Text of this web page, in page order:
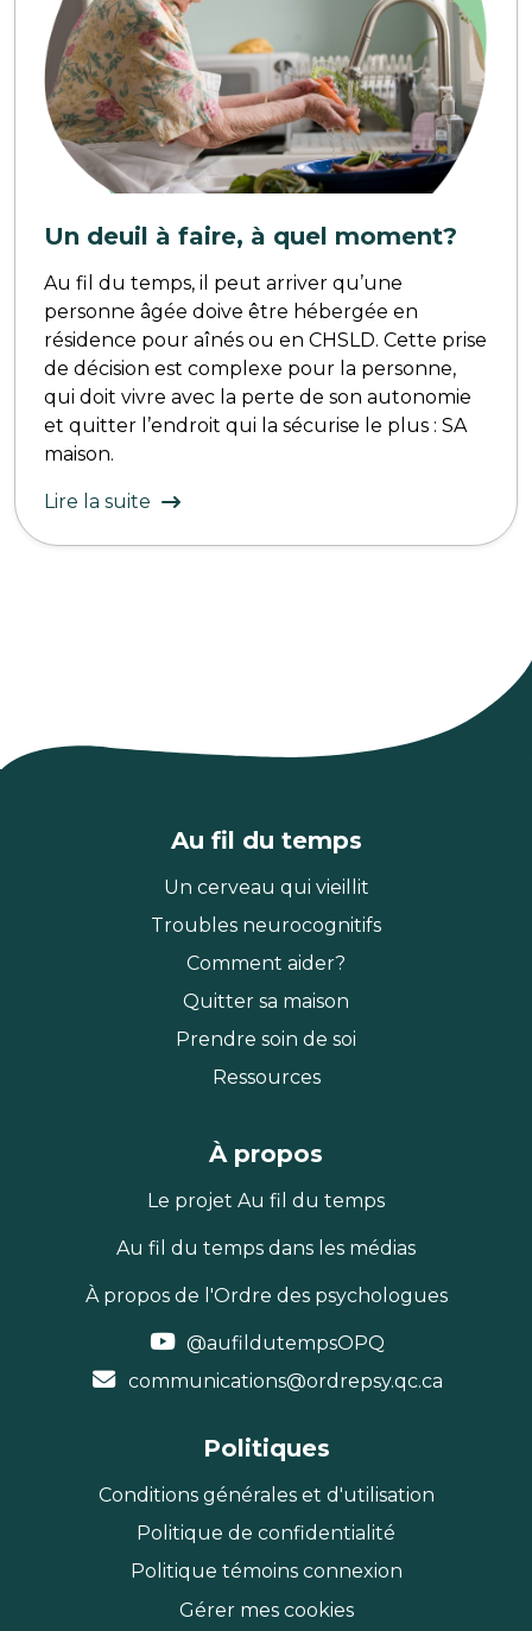
Un deuil à faire, à quel moment?
Au fil du temps, il peut arriver qu’une
personne âgée doive être hébergée en
résidence pour aînés ou en CHSLD. Cette prise
de décision est complexe pour la personne,
qui doit vivre avec la perte de son autonomie
et quitter l’endroit qui la sécurise le plus : SA
maison.
Lire la suite
Au fil du temps
Un cerveau qui vieillit
Troubles neurocognitifs
Comment aider?
Quitter sa maison
Prendre soin de soi
Ressources
À propos
Le projet Au fil du temps
Au fil du temps dans les médias
À propos de l'Ordre des psychologues
@aufildutempsOPQ
communications@ordrepsy.qc.ca
Politiques
Conditions générales et d'utilisation
Politique de confidentialité
Politique témoins connexion
Gérer mes cookies